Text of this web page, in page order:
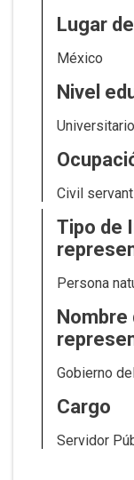
Lugar
México
Nivel
Universitario
Civil servant
Tipo de
Persona
Nombre
Gobierno
Cargo
Servidor